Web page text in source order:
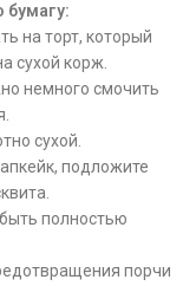
бумагу:
на торт, который
сухой корж.
немного смочить
сухой.
подложите
полностью
порчи